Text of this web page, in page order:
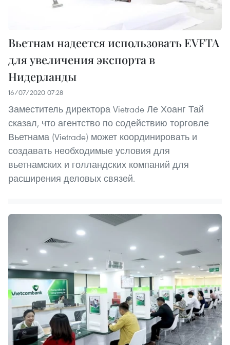
Вьетнам надеется использовать EVFTA
для увеличения экспорта в
Нидерланды
16/07/2020 07:28
Заместитель директора Vietrade Ле Хоанг Тай
сказал, что агентство по содействию торговле
Вьетнама (Vietrade) может координировать и
создавать необходимые условия для
вьетнамских и голландских компаний для
расширения деловых связей.